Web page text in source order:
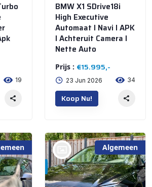
19
BMW X1 SDrive18i
High Executive
Automaat I Navi I APK
I Achteruit Camera I
Nette Auto
Prijs : €15.995,-
23 Jun 2026 34
Koop Nu!
Algemeen